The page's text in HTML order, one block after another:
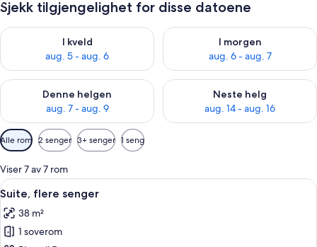
Sjekk tilgjengelighet for disse datoene
I kveld
aug. 5 - aug. 6
Sjekk tilgjengelighet for i kveld, aug. 5 - aug. 6
I morgen
aug. 6 - aug. 7
Sjekk tilgjengelighet for i
Denne helgen
aug. 7 - aug. 9
Sjekk tilgjengelighet for denne helgen, aug. 7 - aug. 9
Neste helg
aug. 14 - aug. 16
Sjekk tilgjengelighet for neste
Tilgjengelige
filtre
for
rom
Alle rom 2 senger 3+ senger 1 seng
Viser 7 av 7 rom
Åpne
alle
bildene
av
Sengetøy av topp kvalitet,
6
Suite, flere senger
38 m²
1 soverom